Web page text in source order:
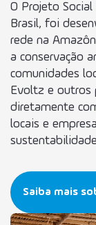
O Projeto Social
Brasil, foi
rede na
a conservação
comunidades
Evoltz e outros
diretamente
locais e
Saiba mais